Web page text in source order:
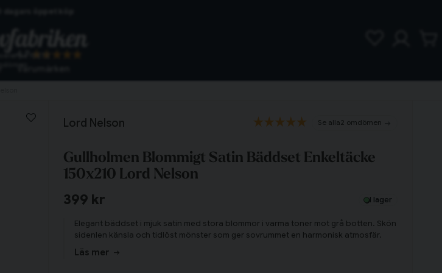
Snabba leveranser
Lord Nelson 2 omdömen
Gullholmen Blommigt Satin Bäddset Enkeltäcke
150x210 Lord Nelson
399 kr I lager
Elegant bäddset i mjuk satin med stora blommor i varma toner mot grå botten. Skön
sidenlen känsla och tidlöst mönster som ger sovrummet en harmonisk atmosfär.
Läs mer